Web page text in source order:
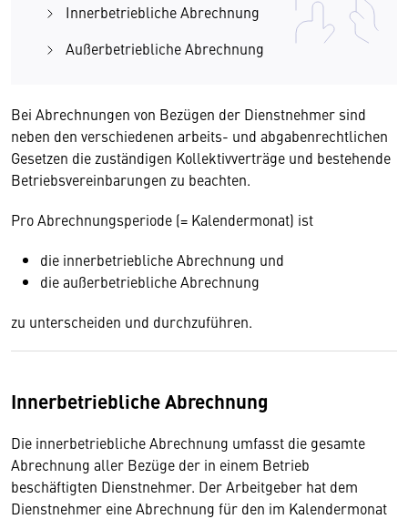
Innerbetriebliche Abrechnung
Außerbetriebliche Abrechnung
Bei Abrechnungen von Bezügen der Dienstnehmer sind
neben den verschiedenen arbeits- und abgabenrechtlichen
Gesetzen die zuständigen Kollektivverträge und bestehende
Betriebsvereinbarungen zu beachten.
Pro Abrechnungsperiode (= Kalendermonat) ist
die innerbetriebliche Abrechnung und
die außerbetriebliche Abrechnung
zu unterscheiden und durchzuführen.
Innerbetriebliche Abrechnung
Die innerbetriebliche Abrechnung umfasst die gesamte
Abrechnung aller Bezüge der in einem Betrieb
beschäftigten Dienstnehmer. Der Arbeitgeber hat dem
Dienstnehmer eine Abrechnung für den im Kalendermonat